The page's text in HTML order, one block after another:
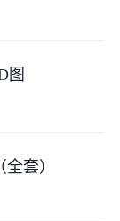
图
套）